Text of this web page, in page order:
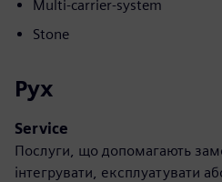
Multi-carrier-system
Stone
Рух
Service
Послуги, що допомагають
інтегрувати, експлуатувати